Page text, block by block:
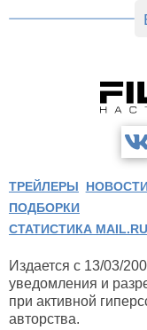
ТРЕЙЛЕРЫ НОВОСТИ
ПОДБОРКИ
СТАТИСТИКА MAIL.RU
Издается с 13/03/
уведомления и
при активной
авторства.